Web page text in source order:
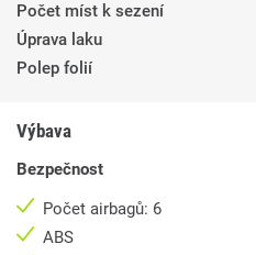
Počet míst k sezení
Úprava laku
Polep folií
Výbava
Bezpečnost
Počet airbagů: 6
ABS